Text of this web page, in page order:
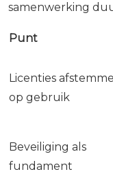
samenwerking
Punt
Licenties
op gebruik
Beveiliging als
fundament